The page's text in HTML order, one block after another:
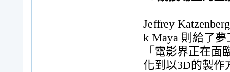
Jeffrey
k Maya 則給了
「電影界正在
化到以3D的製作